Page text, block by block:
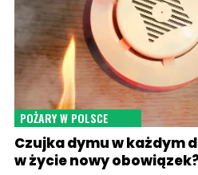
POŻARY W POLSCE
Czujka dymu w każdym
w życie nowy